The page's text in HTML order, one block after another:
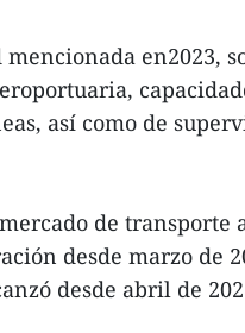
en2023,
así como de
de transporte
desde marzo de
desde abril de